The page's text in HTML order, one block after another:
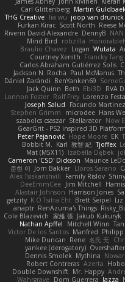
Carl Glittenberg Martin
THG Creative lia wu joop van drunick
Furkan Kirac Scott North Reese
Riverin David-Alexandre DennyB NAN
Mind Bird
robzilla
Braulio Chavez
Logan Wutata
Courtney Xenith Francky Tang
Carlos Abraham Gutiérrez Solis
Jackson N. Rocha Paul McManus
Dániel Zarándi BenYanken69
Jack Quinn Beth Ebi3D RVA
Lonnon Foster Rolf Frey Lorenzo Festa
Joseph Salud
Facundo
Stephen Grimm
microdee Hans
szabolcs csaszar Stellarator Now
GearGrit - PS2 inspired 3D
Peter Pejanović Hope Moore EK
Bobbit M. Karl 敦智 紀 Tjoffex
Mat (M5X11) Izabella Dębek
Cameron 'CSD' Dickson Maurice
준현 이 Jorn Bakker Lloros Sarano
Alex Tsiskarishvili
Family Rislov Shiny
DeeEmmCee Jim Mitchell
Alastair Johnson Harrison Jones
getzity K.O Tsitra Eht Brett Seipel Liz
anaptr RenAzuma's Things
Cole Blazevich 家維 張 Jakub Kukuryk
Nathan Apffel
Mitchell Winn
Victor De los Santos Manfred Philipp
Mike Duncan Rene 名氏 无
yankee (derogatory) Overshafter
Dennis Smolek Mythina
Robert Contreras Azerta
Double Downshift Mr. Happy
Wahrgrave Dom Guerrera Jazza